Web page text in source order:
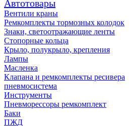
Автотовары
Вентили краны
Ремкомплекты тормозных колодок
Знаки, светоотражающие ленты
Стопорные кольца
Крыло, полукрыло, крепления
Лампы
Масленка
Клапана и ремкомплекты ресивера
пневмосистема
Инструменты
Пневморессоры ремкомплект
Баки
ПЖД